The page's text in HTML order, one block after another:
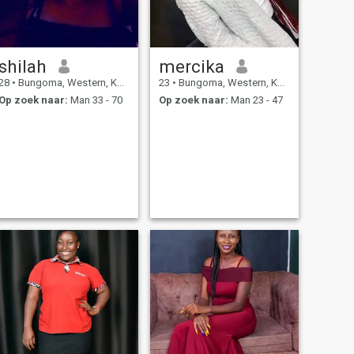
shilah
• Bungoma, Western, Kenya
Op zoek naar: Man 33 - 70
mercika
23 • Bungoma, Western, Kenya
Op zoek naar: Man 23 - 47